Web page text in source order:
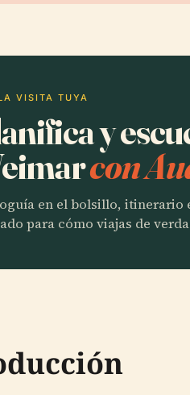
VISITA TUYA
y
con
en el bolsillo, itinerario
para cómo viajas de